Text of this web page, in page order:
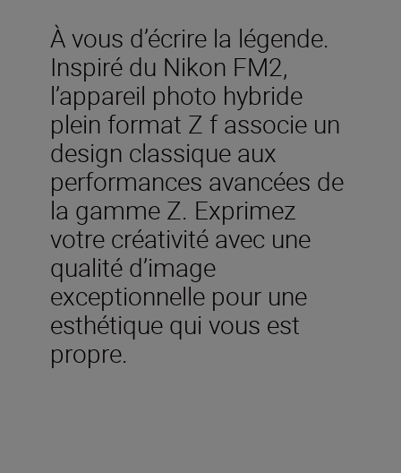
À vous d’écrire la légende.
Inspiré du Nikon FM2,
l’appareil photo hybride
plein format Z f associe un
design classique aux
performances avancées de
la gamme Z. Exprimez
votre créativité avec une
qualité d’image
exceptionnelle pour une
esthétique qui vous est
propre.